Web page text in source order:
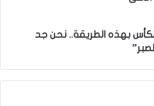
بهذه الطريقة.. نحن جد